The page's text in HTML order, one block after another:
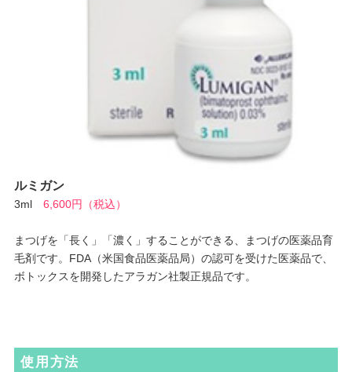
ルミガン
3ml 6,600円（税込）
まつげを「長く」「濃く」することができる、まつげの医薬品育
毛剤です。FDA（米国食品医薬品局）の認可を受けた医薬品で、
ボトックスを開発したアラガン社製正規品です。
使用方法